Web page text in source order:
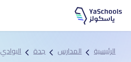
الرئيسية المدارس جدة البوادي